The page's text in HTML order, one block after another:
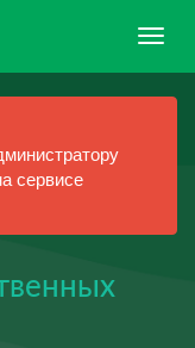
сервисе